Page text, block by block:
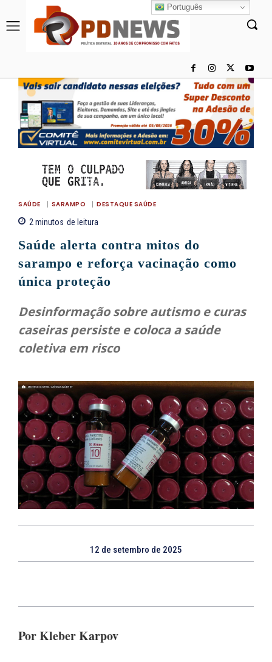
SAÚDE SARAMPO DESTAQUE SAÚDE
2minutos de leitura
Saúde alerta contra mitos do
sarampo e reforça vacinação como
única proteção
Desinformação sobre autismo e curas
caseiras persiste e coloca a saúde
coletiva em risco
12 de setembro de 2025
Por Kleber Karpov
Português